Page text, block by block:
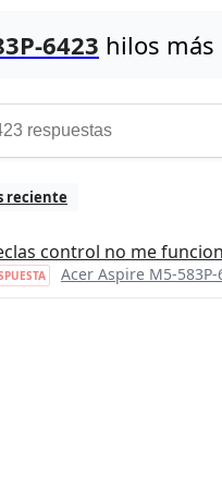
6423 hilos
reciente
control no me
Acer Aspire M5-583P-